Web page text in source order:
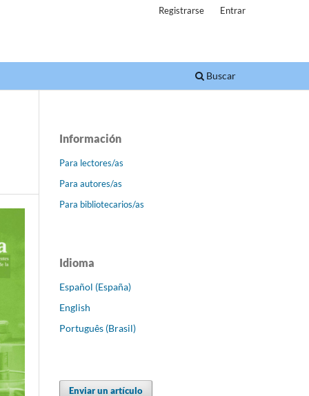
Buscar
Registrarse Entrar
Información
Para lectores/as
Para autores/as
Para bibliotecarios/as
Idioma
Español (España)
English
Português (Brasil)
Enviar un artículo